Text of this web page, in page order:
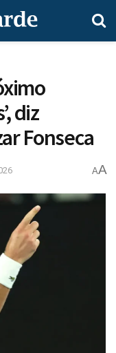
diz
Fonseca
AA